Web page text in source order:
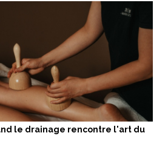
le drainage rencontre l'art du